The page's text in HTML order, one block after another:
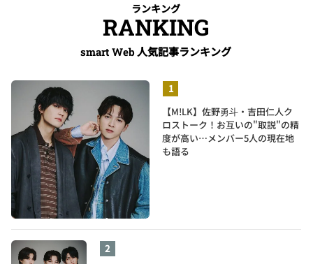
ランキング
RANKING
smart Web 人気記事ランキング
【M!LK】佐野勇斗・吉田仁人ク
ロストーク！お互いの"取説"の精
度が高い…メンバー5人の現在地
も語る